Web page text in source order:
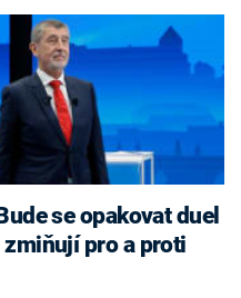
zmiňují pro a proti